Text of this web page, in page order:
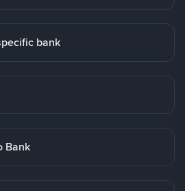
bank
Bank